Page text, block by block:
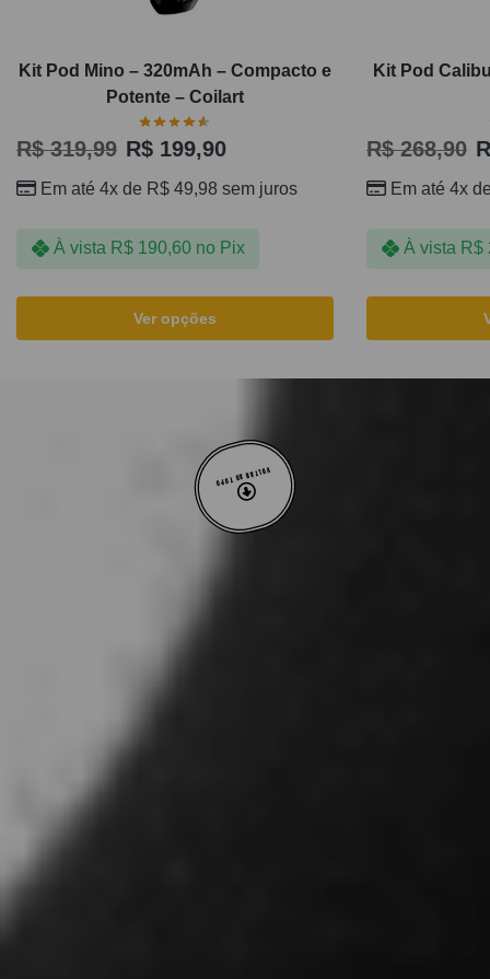
Kit Pod Mino – 320mAh – Compacto e
Potente – Coilart
R$319,99 R$ 199,90
Em até 4x de R$ 49,98 sem juros
À vista R$190,60 no Pix
Ver opções
Kit Pod
R$268,90
Em até 4x
À vista R$
VOLTAR AO TOPO